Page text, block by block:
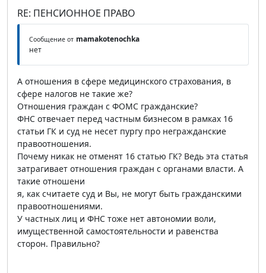
RE: ПЕНСИОННОЕ ПРАВО
Сообщение от mamakotenochka
нет
А отношения в сфере медицинского страхования, в
сфере налогов не такие же?
Отношения граждан с ФОМС гражданские?
ФНС отвечает перед частным бизнесом в рамках 16
статьи ГК и суд не несет пургу про негражданские
правоотношения.
Почему никак не отменят 16 статью ГК? Ведь эта статья
затрагивает отношения граждан с органами власти. А
такие отношени
я, как считаете суд и Вы, не могут быть гражданскими
правоотношениями.
У частных лиц и ФНС тоже нет автономии воли,
имущественной самостоятельности и равенства
сторон. Правильно?